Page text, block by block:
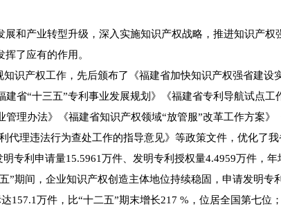
产业转型升级，深入实施知识产权战略，推进知识产权
了应有的作用。
产权工作，先后颁布了《福建省加快知识产权强省建设
省“十三五”专利事业发展规划》《福建省专利导航试点
理办法》《福建省知识产权领域“放管服”改革工作方案
理违法行为查处工作的指导意见》等政策文件，优化了
利申请量15.5961万件、发明专利授权量4.4959万件，年
”期间，企业知识产权创造主体地位持续稳固，申请发明
157.1万件，比“十二五”期末增长217 %，位居全国第七